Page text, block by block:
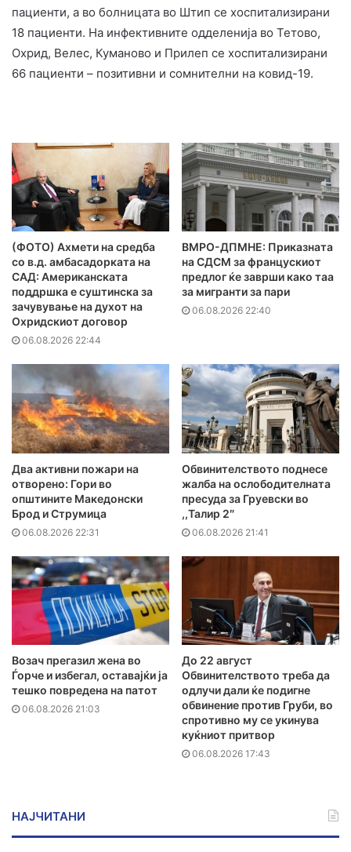
пациенти, а во болницата во Штип се хоспитализирани
18 пациенти. На инфективните одделенија во Тетово,
Охрид, Велес, Куманово и Прилеп се хоспитализирани
66 пациенти – позитивни и сомнителни на ковид-19.
(ФОТО) Ахмети на средба
со в.д. амбасадорката на
САД: Американската
поддршка е суштинска за
зачувување на духот на
Охридскиот договор
06.08.2026 22:44
ВМРО-ДПМНЕ: Приказната
на СДСМ за францускиот
предлог ќе заврши како таа
за мигранти за пари
06.08.2026 22:40
Два активни пожари на
отворено: Гори во
општините Македонски
Брод и Струмица
06.08.2026 22:31
Обвинителството поднесе
жалба на ослободителната
пресуда за Груевски во
,,Талир 2″
06.08.2026 21:41
Возач прегазил жена во
Ѓорче и избегал, оставајќи ја
тешко повредена на патот
06.08.2026 21:03
До 22 август
Обвинителството треба да
одлучи дали ќе подигне
обвинение против Груби, во
спротивно му се укинува
куќниот притвор
06.08.2026 17:43
НАЈЧИТАНИ